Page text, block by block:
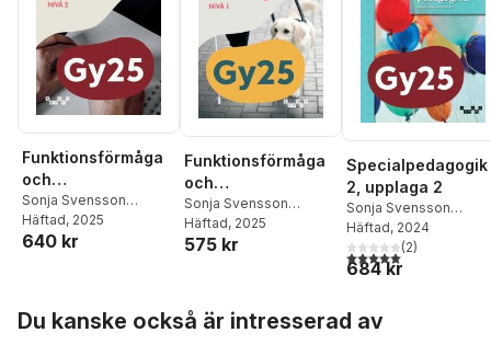
Funktionsförmåga
och
funktionsnedsättni
ng, nivå 2
Sonja Svensson
Höstfält
Häftad, 2025
640 kr
Funktionsförmåga
och
funktionsnedsättni
ng, nivå 1
Sonja Svensson
Höstfält
Häftad, 2025
575 kr
Specialpedagogik
2, upplaga 2
Sonja Svensson
Höstfält
Häftad, 2024
5,0utav 5 stjärnor.
(2)
684 kr
Du kanske också är intresserad av